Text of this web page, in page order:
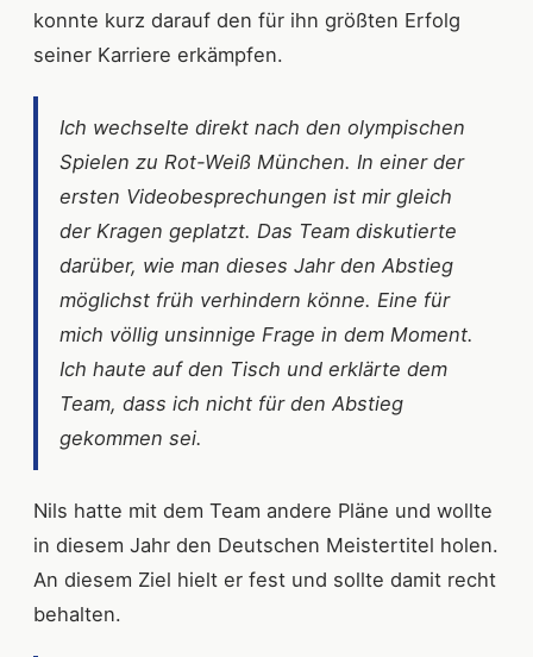
konnte kurz darauf den für ihn größten Erfolg
seiner Karriere erkämpfen.
Ich wechselte direkt nach den olympischen
Spielen zu Rot-Weiß München. In einer der
ersten Videobesprechungen ist mir gleich
der Kragen geplatzt. Das Team diskutierte
darüber, wie man dieses Jahr den Abstieg
möglichst früh verhindern könne. Eine für
mich völlig unsinnige Frage in dem Moment.
Ich haute auf den Tisch und erklärte dem
Team, dass ich nicht für den Abstieg
gekommen sei.
Nils hatte mit dem Team andere Pläne und wollte
in diesem Jahr den Deutschen Meistertitel holen.
An diesem Ziel hielt er fest und sollte damit recht
behalten.